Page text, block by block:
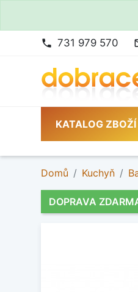
phone 731 979 570
KATALOG ZBOŽÍ
Domů Kuchyň
DOPRAVA